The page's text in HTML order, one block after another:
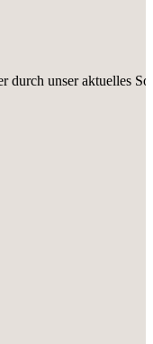
durch unser aktuelles